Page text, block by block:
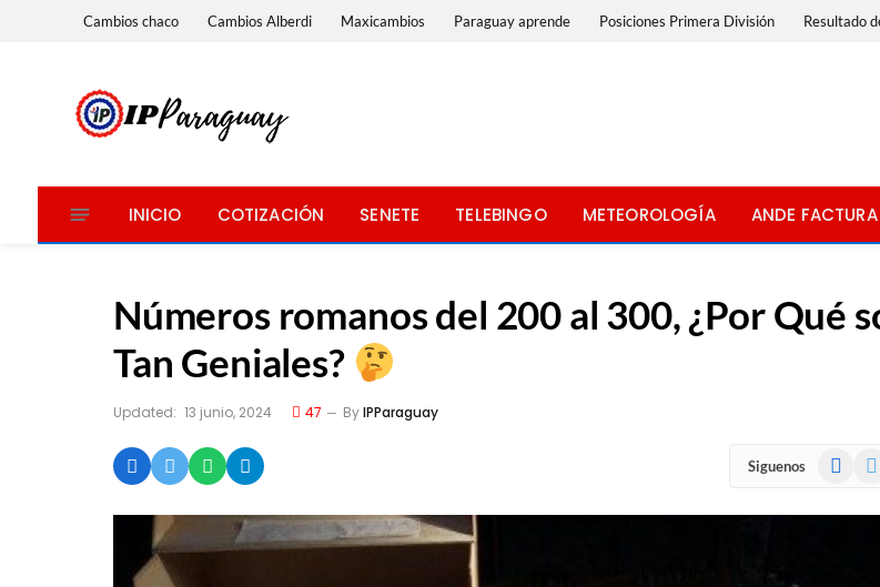
Cambios chaco Cambios Alberdi Maxicambios Paraguay aprende Posiciones Primera División Resultado
INICIO COTIZACIÓN SENETE TELEBINGO METEOROLOGÍA ANDE FACTURA
Números romanos del 200 al 300, ¿Por Qué
Tan Geniales?
Updated: 13 junio, 2024 47 ByIPParaguay
Siguenos Facebook